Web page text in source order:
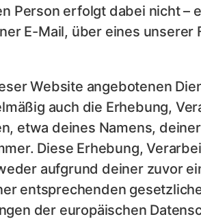
Person erfolgt dabei nicht –
E-Mail, über eines unserer
Website angebotenen
auch die Erhebung,
etwa deines Namens,
Diese Erhebung,
aufgrund deiner zuvor
entsprechenden
der europäischen